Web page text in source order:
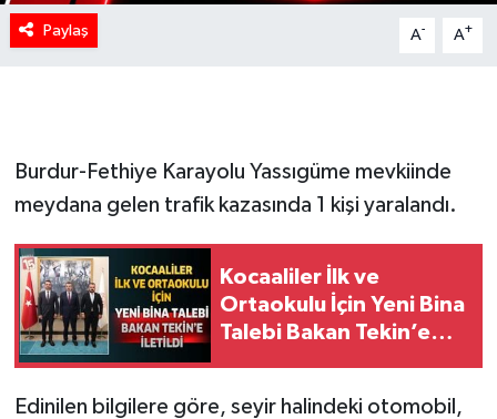
Paylaş A- A+
Burdur-Fethiye Karayolu Yassıgüme mevkiinde
meydana gelen trafik kazasında 1 kişi yaralandı.
Kocaaliler İlk ve
Ortaokulu İçin Yeni Bina
Talebi Bakan Tekin’e
Edinilen bilgilere göre, seyir halindeki otomobil,